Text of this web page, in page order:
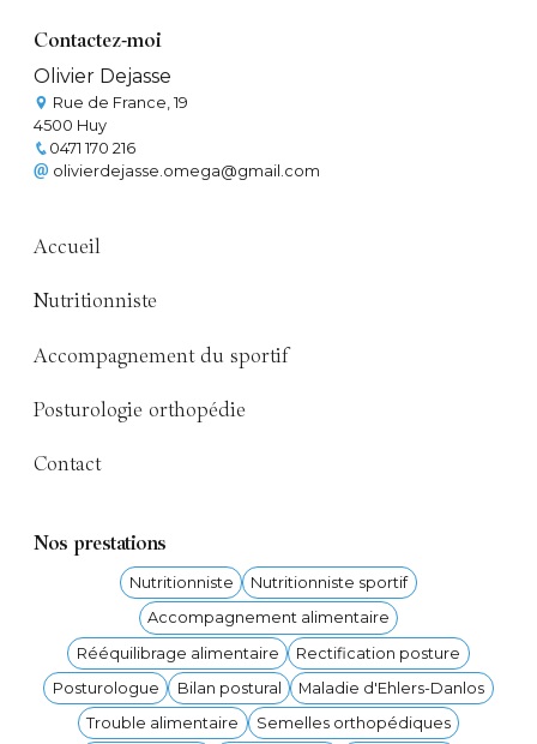
Contactez-moi
Olivier Dejasse
Rue de France, 19
4500 Huy
0471 170 216
olivierdejasse.omega@gmail.com
Accueil
Nutritionniste
Accompagnement du sportif
Posturologie orthopédie
Contact
Nos prestations
Nutritionniste
Nutritionniste sportif
Accompagnement alimentaire
Rééquilibrage alimentaire
Rectification posture
Posturologue
Bilan postural
Maladie d'Ehlers-Danlos
Trouble alimentaire
Semelles orthopédiques